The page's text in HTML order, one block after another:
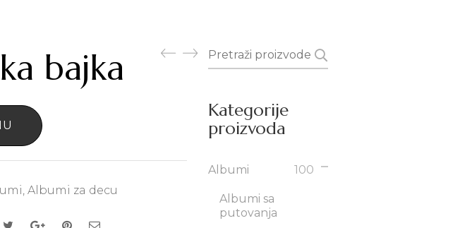
bajka
, Albumi za decu
Pretraži:
Kategorije
proizvoda
Albumi 100
Albumi sa
putovanja